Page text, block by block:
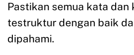
Pastikan semua kata dan
testruktur dengan baik
dipahami.